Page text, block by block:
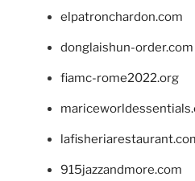
elpatronchardon.com
donglaishun-order.com
fiamc-rome2022.org
915jazzandmore.com